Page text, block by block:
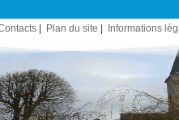
Plan du site Informations